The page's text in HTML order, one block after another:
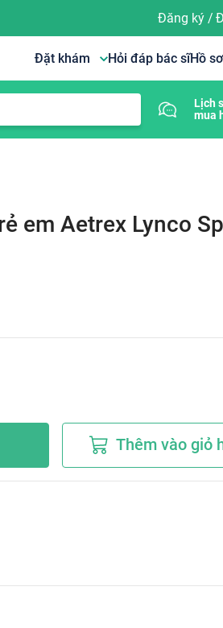
Đăng ký/
Đặt khám Hỏi đáp bác sĩHồ
Lịch
mua
em Aetrex Lynco
Thêm vào giỏ